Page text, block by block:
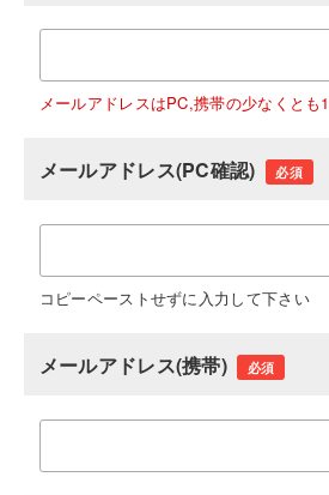
メールアドレスはPC,携帯の少なくと
メールアドレス(PC確認) 必須
コピーペーストせずに入力して下さい
メールアドレス(携帯) 必須